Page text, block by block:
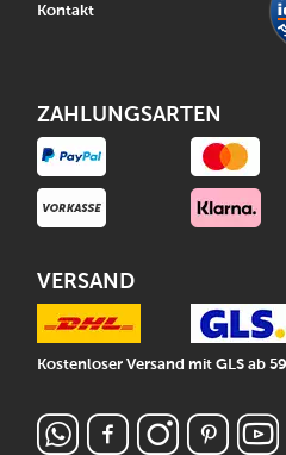
Kontakt
ZAHLUNGSARTEN
VERSAND
Kostenloser Versand mit GLS ab